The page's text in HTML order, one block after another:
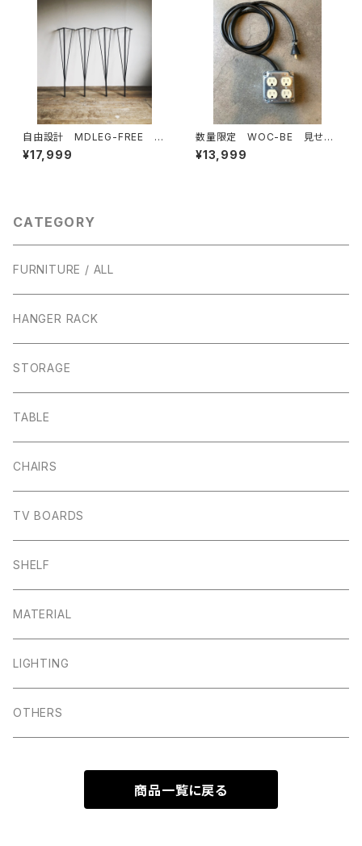
自由設計 MDLEG-FREE H:
～100cmまで 鉄脚 アイアン
レッグ ダイニングテーブル ワ
¥17,999
数量限定 WOC-BE 見せる
延長コード コンセント 本体＋
カバーセット （ベージュ）延長コ
¥13,999
CATEGORY
FURNITURE / ALL
HANGER RACK
STORAGE
TABLE
CHAIRS
TV BOARDS
SHELF
MATERIAL
LIGHTING
OTHERS
商品一覧に戻る